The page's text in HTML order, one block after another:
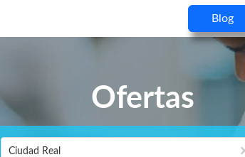
Blog
Ofertas
Ciudad Real